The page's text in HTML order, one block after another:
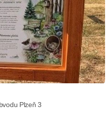
Plzeň 3